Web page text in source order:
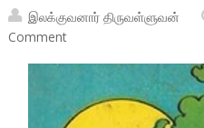
இலக்குவனார் திருவள்ளுவன்
Comment